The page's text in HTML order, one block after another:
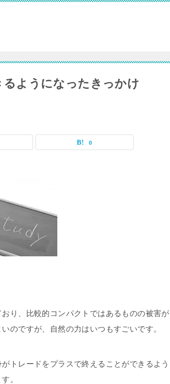
るようになったきっかけ
0
り、比較的コンパクトではあるものの被害が
のですが、自然の力はいつもすごいです。
トレードをプラスで終えることができるよう
。